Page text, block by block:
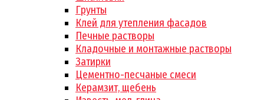
Грунты
Клей для утепления фасадов
Печные растворы
Кладочные и монтажные растворы
Затирки
Цементно-песчаные смеси
Керамзит, щебень